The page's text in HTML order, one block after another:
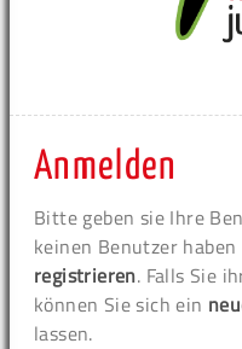
Anmelden
Bitte geben sie Ihre
keinen Benutzer
registrieren. Falls Sie
können Sie sich ein
lassen.